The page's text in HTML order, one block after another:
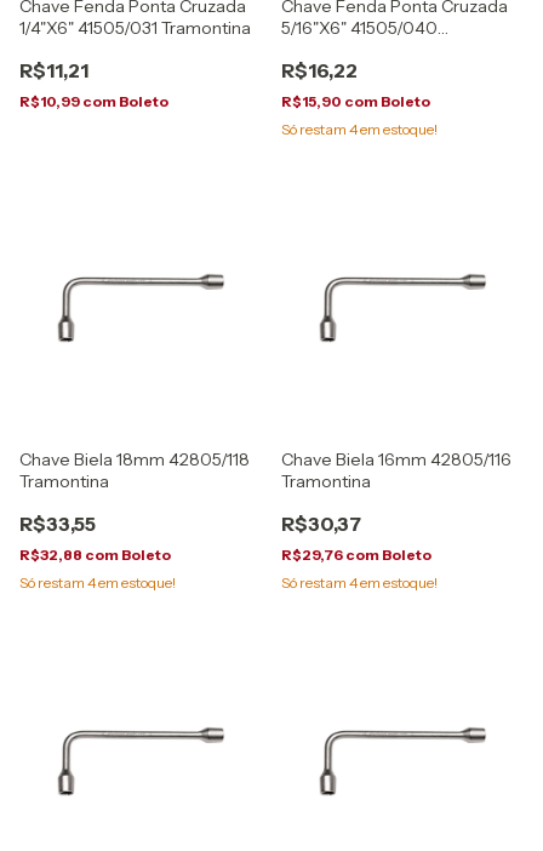
Chave Fenda Ponta Cruzada
1/4"X6" 41505/031 Tramontina
R$11,21
R$10,99 com Boleto
Chave Fenda Ponta Cruzada
5/16"X6" 41505/040
R$16,22
R$15,90 com Boleto
Só restam 4em estoque!
Chave Biela 18mm 42805/118
Tramontina
R$33,55
R$32,88 com Boleto
Só restam 4em estoque!
Chave Biela 16mm 42805/116
Tramontina
R$30,37
R$29,76 com Boleto
Só restam 4em estoque!